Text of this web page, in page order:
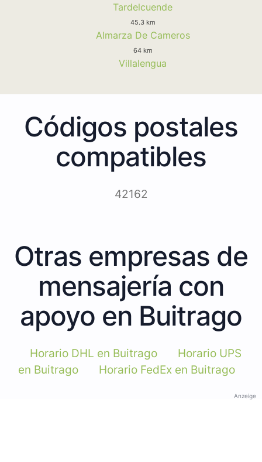
Tardelcuende
45.3 km
Almarza De Cameros
64 km
Villalengua
Códigos postales
compatibles
42162
Otras empresas de
mensajería con
apoyo en Buitrago
Horario DHL en Buitrago
Horario UPS
en Buitrago
Horario FedEx en Buitrago
Anzeige